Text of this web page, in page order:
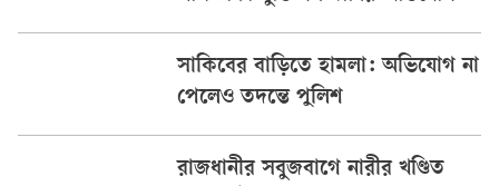
সাকিবের বাড়িতে হামলা: অভিযোগ না
পেলেও তদন্তে পুলিশ
রাজধানীর সবুজবাগে নারীর খণ্ডিত